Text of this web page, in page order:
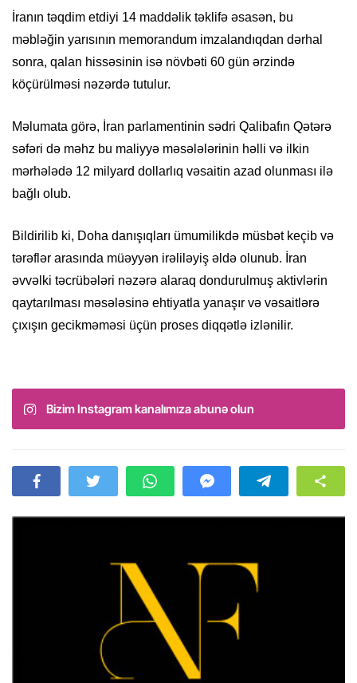
İranın təqdim etdiyi 14 maddəlik təklifə əsasən, bu
məbləğin yarısının memorandum imzalandıqdan dərhal
sonra, qalan hissəsinin isə növbəti 60 gün ərzində
köçürülməsi nəzərdə tutulur.
Məlumata görə, İran parlamentinin sədri Qalibafın Qətərə
səfəri də məhz bu maliyyə məsələlərinin həlli və ilkin
mərhələdə 12 milyard dollarlıq vəsaitin azad olunması ilə
bağlı olub.
Bildirilib ki, Doha danışıqları ümumilikdə müsbət keçib və
tərəflər arasında müəyyən irəliləyiş əldə olunub. İran
əvvəlki təcrübələri nəzərə alaraq dondurulmuş aktivlərin
qaytarılması məsələsinə ehtiyatla yanaşır və vəsaitlərə
çıxışın gecikməməsi üçün proses diqqətlə izlənilir.
Bizim Instagram kanalımıza abunə olun